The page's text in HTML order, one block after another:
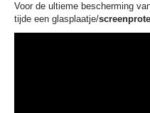
Voor de ultieme bescherming
tijde een glasplaatje/